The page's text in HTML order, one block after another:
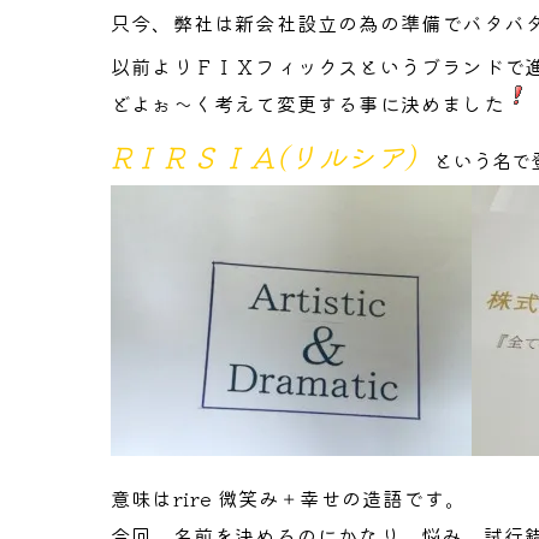
只今、弊社は新会社設立の為の準備でバタバ
以前よりＦＩＸフィックスというブランド
どよぉ～く考えて変更する事に決めました
RＩＲＳＩＡ(リルシア） という名
意味はrire 微笑み＋幸せの造語です。